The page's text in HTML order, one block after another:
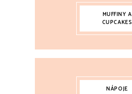
MUFFINY A
CUPCAKES
NÁPOJE